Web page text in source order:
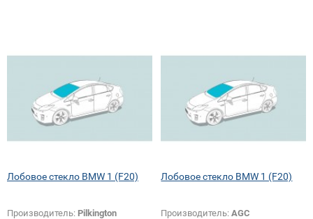
Лобовое стекло BMW 1 (F20)
Производитель: Pilkington
Лобовое стекло BMW 1 (F20)
Производитель:AGC